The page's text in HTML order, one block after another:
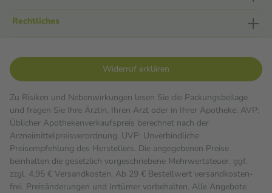
Rechtliches
Widerruf erklären
Zu Risiken und Nebenwirkungen lesen Sie die Packungsbeilage
und fragen Sie Ihre Ärztin, Ihren Arzt oder in Ihrer Apotheke. AVP:
Üblicher Apothekenverkaufspreis berechnet nach der
Arzneimittelpreisverordnung. UVP: Unverbindliche
Preisempfehlung des Herstellers. Die angegebenen Preise
beinhalten die gesetzlich vorgeschriebene Mehrwertsteuer, ggf.
zzgl. 4,95 € Versandkosten. Ab 29 € Bestell­wert versand­kosten­
frei. Preisänderungen und Irrtümer vorbehalten. Alle Angebote